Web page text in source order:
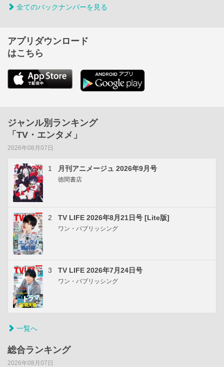
全てのバックナンバーを見る
アプリダウンロード
はこちら
ジャンル別ランキング
「TV・エンタメ」
2026年08月07日
1 月刊アニメージュ 2026年9月号
徳間書店
2 TV LIFE 2026年8月21日号 [Lite版]
ワン・パブリッシング
3 TV LIFE 2026年7月24日号
ワン・パブリッシング
一覧へ
総合ランキング
2026年08月07日